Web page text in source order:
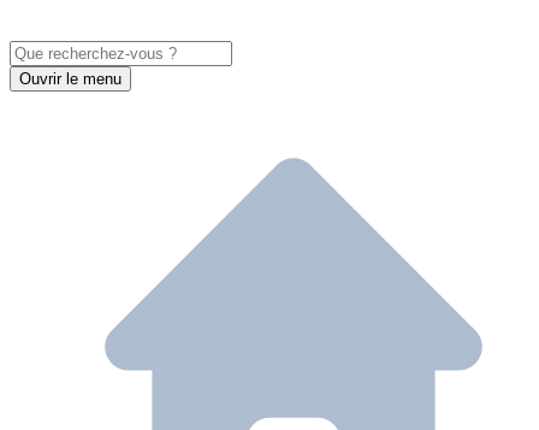
Ouvrir le menu